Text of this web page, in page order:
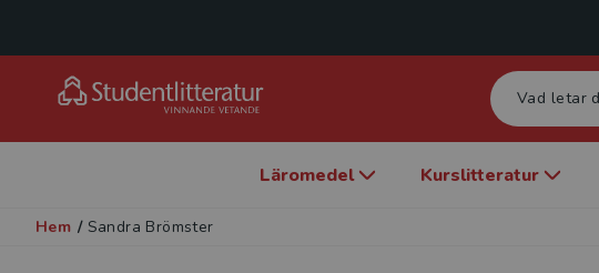
Läromedel Kurslitteratur
Hem / Sandra Brömster